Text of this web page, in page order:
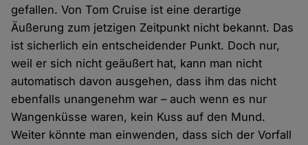
gefallen. Von Tom Cruise ist eine derartige
Äußerung zum jetzigen Zeitpunkt nicht bekannt. Das
ist sicherlich ein entscheidender Punkt. Doch nur,
weil er sich nicht geäußert hat, kann man nicht
automatisch davon ausgehen, dass ihm das nicht
ebenfalls unangenehm war – auch wenn es nur
Wangenküsse waren, kein Kuss auf den Mund.
Weiter könnte man einwenden, dass sich der Vorfall